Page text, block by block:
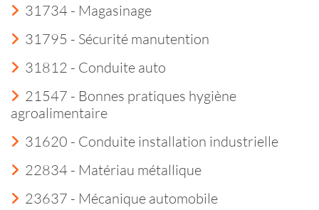
31734 - Magasinage
31795 - Sécurité manutention
31812 - Conduite auto
21547 - Bonnes pratiques hygiène
agroalimentaire
31620 - Conduite installation industrielle
22834 - Matériau métallique
23637 - Mécanique automobile